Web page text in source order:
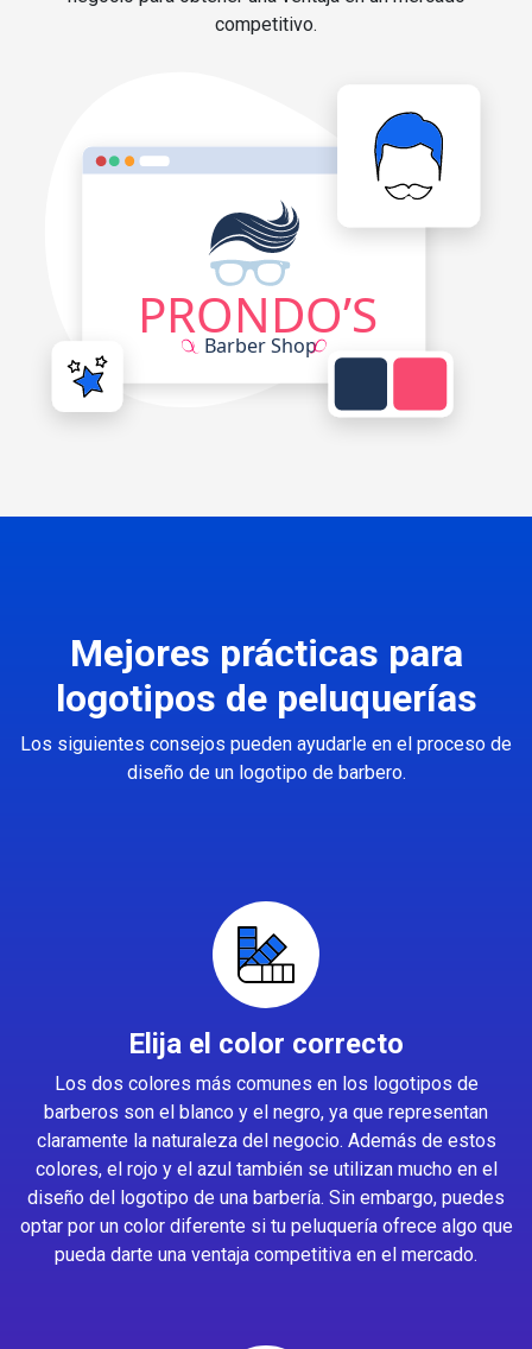
competitivo.
Mejores prácticas para
logotipos de peluquerías
Los siguientes consejos pueden ayudarle en el proceso de
diseño de un logotipo de barbero.
Elija el color correcto
Los dos colores más comunes en los logotipos de
barberos son el blanco y el negro, ya que representan
claramente la naturaleza del negocio. Además de estos
colores, el rojo y el azul también se utilizan mucho en el
diseño del logotipo de una barbería. Sin embargo, puedes
optar por un color diferente si tu peluquería ofrece algo que
pueda darte una ventaja competitiva en el mercado.